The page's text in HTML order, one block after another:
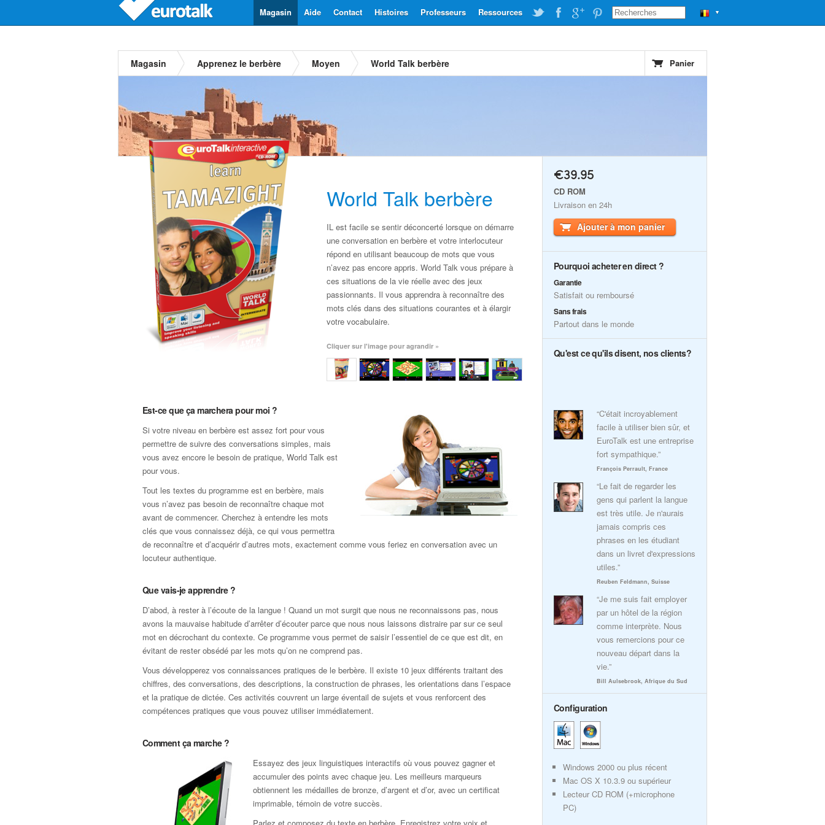
▼
Ressources
Professeurs
Histoires
Contact
Aide
Magasin
Magasin Apprenez le berbère Moyen World Talk berbère Panier
World Talk berbère
IL est facile se sentir déconcerté lorsque on démarre
une conversation en berbère et votre interlocuteur
répond en utilisant beaucoup de mots que vous
n’avez pas encore appris. World Talk vous prépare à
ces situations de la vie réelle avec des jeux
passionnants. Il vous apprendra à reconnaître des
mots clés dans des situations courantes et à élargir
votre vocabulaire.
Cliquer sur l'image pour agrandir »
Est-ce que ça marchera pour moi ?
Si votre niveau en berbère est assez fort pour vous
permettre de suivre des conversations simples, mais
vous avez encore le besoin de pratique, World Talk est
pour vous.
Tout les textes du programme est en berbère, mais
vous n’avez pas besoin de reconnaître chaque mot
avant de commencer. Cherchez à entendre les mots
clés que vous connaissez déjà, ce qui vous permettra
de reconnaître et d’acquérir d’autres mots, exactement comme vous feriez en conversation avec un
locuteur authentique.
Que vais-je apprendre ?
D’abod, à rester à l’écoute de la langue ! Quand un mot surgit que nous ne reconnaissons pas, nous
avons la mauvaise habitude d’arrêter d’écouter parce que nous nous laissons distraire par sur ce seul
mot en décrochant du contexte. Ce programme vous permet de saisir l’essentiel de ce que est dit, en
évitant de rester obsédé par les mots qu’on ne comprend pas.
Vous développerez vos connaissances pratiques de le berbère. Il existe 10 jeux différents traitant des
chiffres, des conversations, des descriptions, la construction de phrases, les orientations dans l’espace
et la pratique de dictée. Ces activités couvrent un large éventail de sujets et vous renforcent des
compétences pratiques que vous pouvez utiliser immédiatement.
Comment ça marche ?
Essayez des jeux linguistiques interactifs où vous pouvez gagner et
accumuler des points avec chaque jeu. Les meilleurs marqueurs
obtiennent les médailles de bronze, d’argent et d’or, avec un certificat
imprimable, témoin de votre succès.
€39.95
CD ROM
Livraison en 24h
Ajouter à mon panier
Pourquoi acheter en direct ?
Garantie
Satisfait ou remboursé
Sans frais
Partout dans le monde
Qu'est ce qu'ils disent, nos clients?
“C'était incroyablement
facile à utiliser bien sûr, et
EuroTalk est une entreprise
fort sympathique.”
François Perrault, France
“Le fait de regarder les
gens qui parlent la langue
est très utile. Je n'aurais
jamais compris ces
phrases en les étudiant
dans un livret d'expressions
utiles.”
Reuben Feldmann, Suisse
“Je me suis fait employer
par un hôtel de la région
comme interprète. Nous
vous remercions pour ce
nouveau départ dans la
vie.”
Bill Aulsebrook, Afrique du Sud
Configuration
Windows 2000 ou plus récent
Mac OS X 10.3.9 ou supérieur
Lecteur CD ROM (+microphone
PC)